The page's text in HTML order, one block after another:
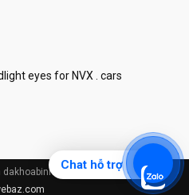
eyes for NVX . cars
© Design by
Chat hỗ trợ